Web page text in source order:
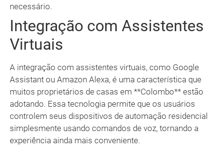
necessário.
Integração com Assistentes
Virtuais
A integração com assistentes virtuais, como Google
Assistant ou Amazon Alexa, é uma característica que
muitos proprietários de casas em **Colombo** estão
adotando. Essa tecnologia permite que os usuários
controlem seus dispositivos de automação residencial
simplesmente usando comandos de voz, tornando a
experiência ainda mais conveniente.